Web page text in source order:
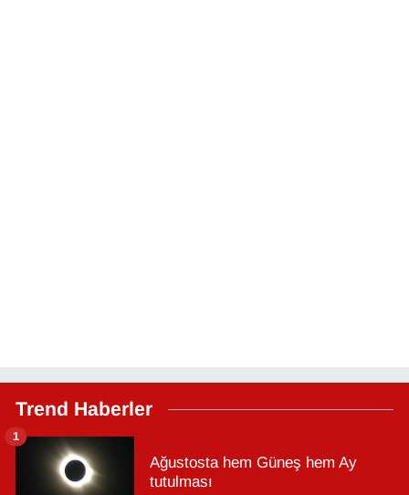
Trend Haberler
Ağustosta hem Güneş hem Ay
tutulması
1